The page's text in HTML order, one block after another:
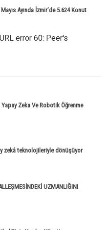
Ayında İzmir’de 5.624 Konut
error 60: Peer's
Zeka Ve Robotik Öğrenme
zekâ teknolojileriyle dönüşüyor
UZMANLIĞINI